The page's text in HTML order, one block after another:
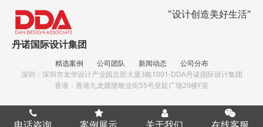
"设计创造美好生活"
丹诺国际设计集团
精选案例 公司团队 新闻动态
公司分布
深圳：深圳市龙华设计产业园总部大厦3栋1001-DDA丹诺国际设计集团
香港：香港九龙观塘敬业街55号皇廷广场29楼F室
备案号：粤ICP备17285827号